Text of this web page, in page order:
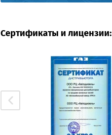
Сертификаты и лицензии: